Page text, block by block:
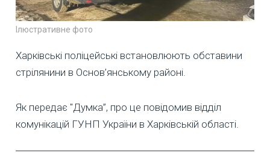
Ілюстративне фото
Харківські поліцейські встановлюють обставини
стрілянини в Основ’янському районі.
Як передає "Думка”, про це повідомив відділ
комунікацій ГУНП України в Харківській області.